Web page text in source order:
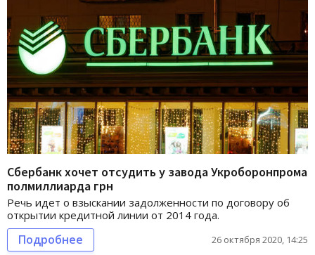
Сбербанк хочет отсудить у завода Укроборонпрома
полмиллиарда грн
Речь идет о взыскании задолженности по договору об
открытии кредитной линии от 2014 года.
Подробнее 26 октября 2020, 14:25